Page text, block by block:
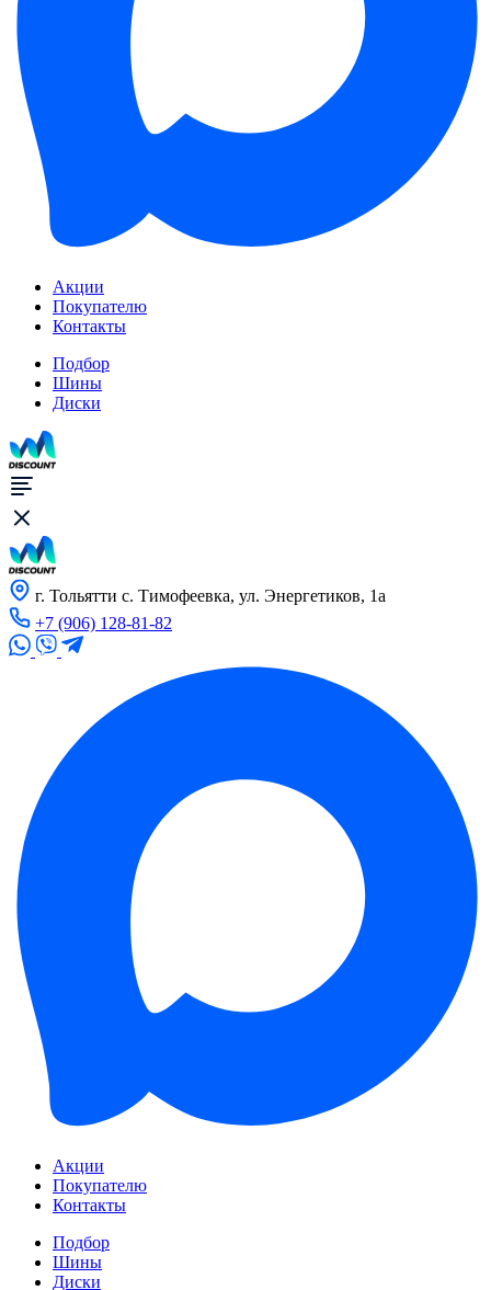
Акции
Покупателю
Контакты
Подбор
Шины
Диски
г. Тольятти с. Тимофеевка, ул. Энергетиков, 1а
+7 (906) 128-81-82
Акции
Покупателю
Контакты
Подбор
Шины
Диски